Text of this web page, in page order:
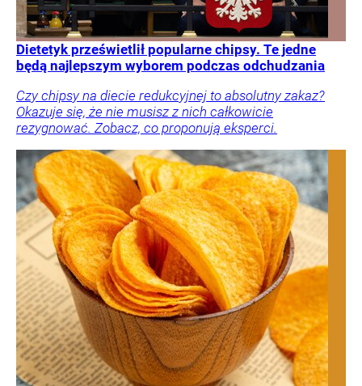
Dietetyk prześwietlił popularne chipsy. Te jedne
będą najlepszym wyborem podczas odchudzania
Czy chipsy na diecie redukcyjnej to absolutny zakaz?
Okazuje się, że nie musisz z nich całkowicie
rezygnować. Zobacz, co proponują eksperci.